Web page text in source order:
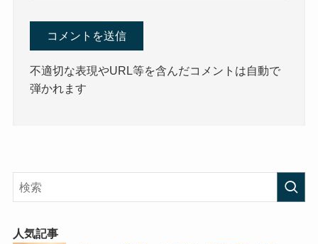
不適切な表現やURL等を含んだコメントは自動で
弾かれます
人気記事